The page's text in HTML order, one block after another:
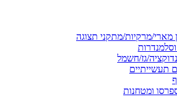
מארי/מרקיות/מתקני תצוגה
גז/חשמל
תעשייתיים
ומטחנות